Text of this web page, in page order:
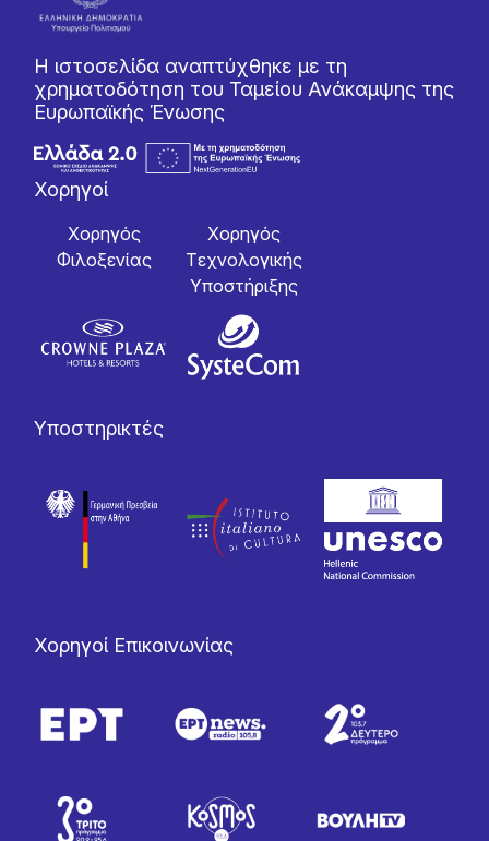
Η ιστοσελίδα αναπτύχθηκε με τη
χρηματοδότηση του Ταμείου Ανάκαμψης της
Ευρωπαϊκής Ένωσης
Χορηγοί
Χορηγός
Φιλοξενίας
Χορηγός
Tεχνολογικής
Yποστήριξης
Υποστηρικτές
Χορηγοί Επικοινωνίας